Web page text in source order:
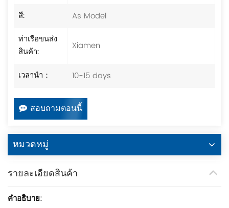
สี:
As Model
ท่าเรือขนส่ง
สินค้า:
Xiamen
เวลานำ： 10-15 days
สอบถามตอนนี้
หมวดหมู่
รายละเอียดสินค้า
คำอธิบาย: